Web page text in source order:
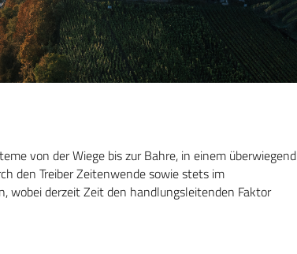
von der Wiege bis zur Bahre, in einem überwiegend
den Treiber Zeitenwende sowie stets im
wobei derzeit Zeit den handlungsleitenden Faktor